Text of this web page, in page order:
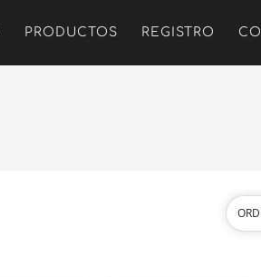
PRODUCTOS REGISTRO